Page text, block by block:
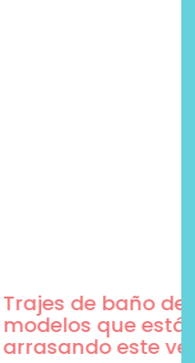
moda, 5